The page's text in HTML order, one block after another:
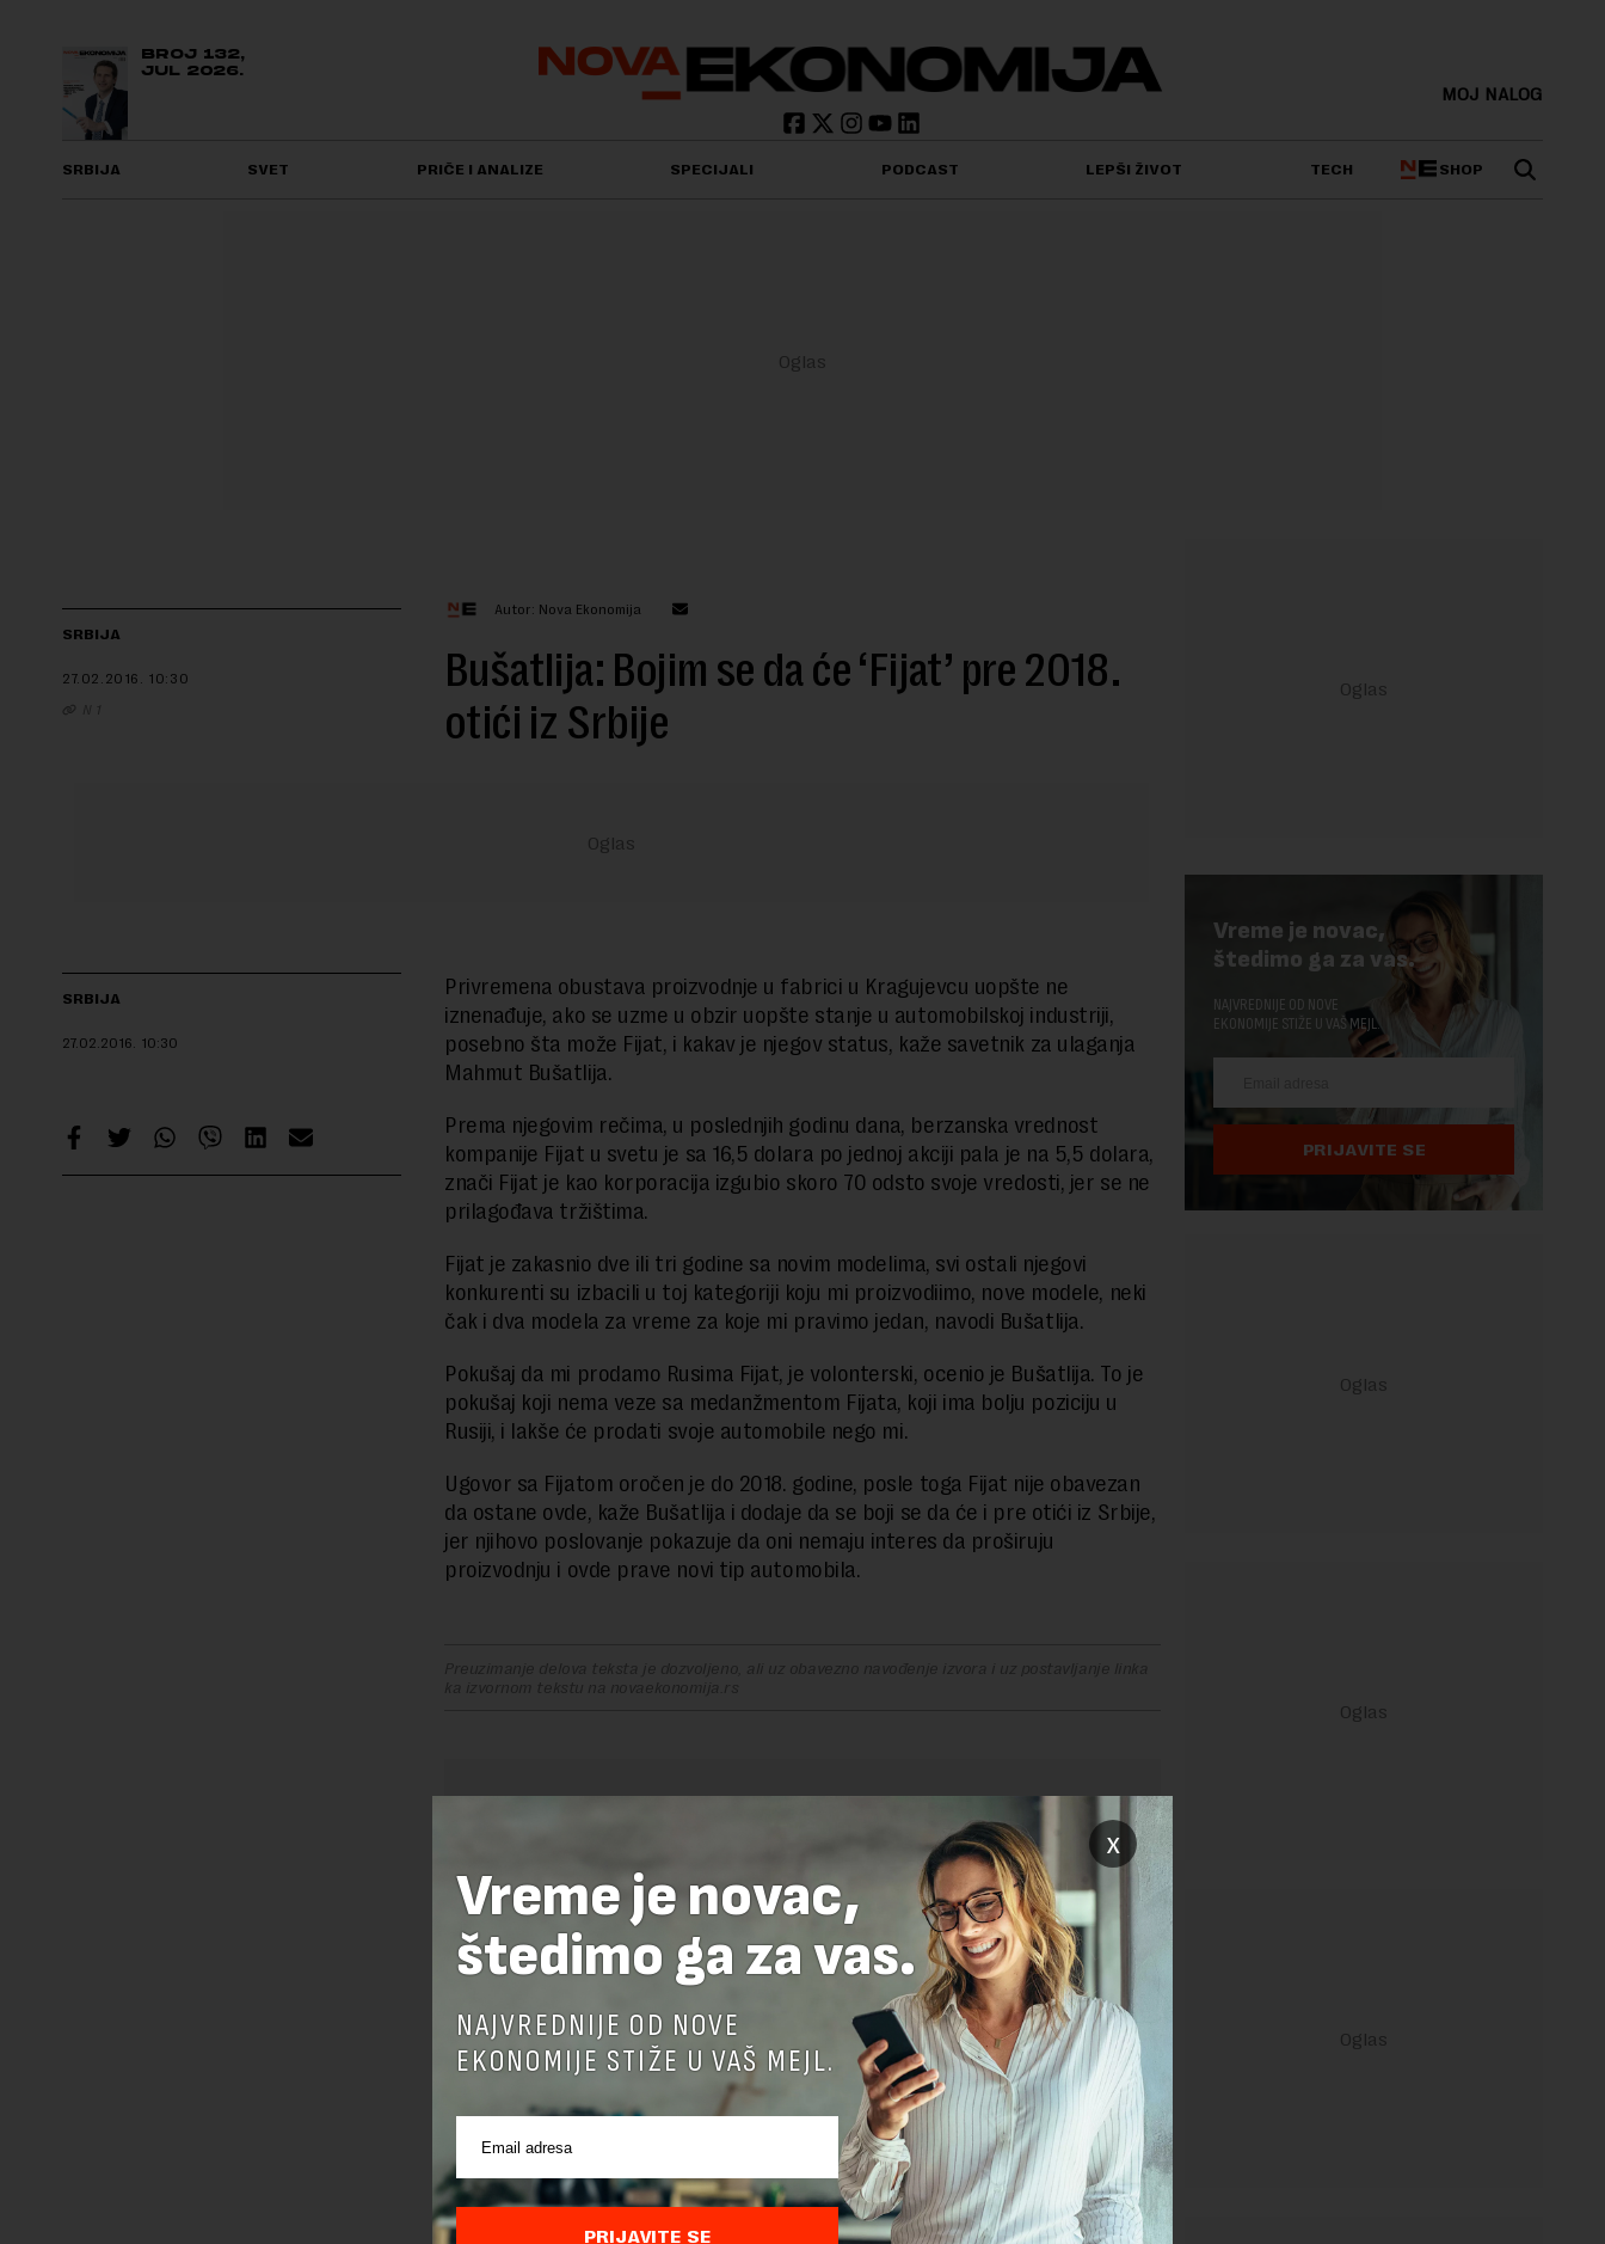
BROJ 132,
JUL 2026.
MOJ NALOG
SRBIJA SVET PRIČE I ANALIZE SPECIJALI PODCAST LEPŠI ŽIVOT TECH SHOP
SRBIJA
27.02.2016. 10:30
N 1
Autor: Nova Ekonomija
Bušatlija: Bojim se da će ‘Fijat’ pre 2018.
otići iz Srbije
SRBIJA
27.02.2016. 10:30
Privremena obustava proizvodnje u fabrici u Kragujevcu uopšte ne
iznenađuje, ako se uzme u obzir uopšte stanje u automobilskoj industriji,
posebno šta može Fijat, i kakav je njegov status, kaže savetnik za ulaganja
Mahmut Bušatlija.
Prema njegovim rečima, u poslednjih godinu dana, berzanska vrednost
kompanije Fijat u svetu je sa 16,5 dolara po jednoj akciji pala je na 5,5 dolara,
znači Fijat je kao korporacija izgubio skoro 70 odsto svoje vredosti, jer se ne
prilagođava tržištima.
Fijat je zakasnio dve ili tri godine sa novim modelima, svi ostali njegovi
konkurenti su izbacili u toj kategoriji koju mi proizvodiimo, nove modele, neki
čak i dva modela za vreme za koje mi pravimo jedan, navodi Bušatlija.
Pokušaj da mi prodamo Rusima Fijat, je volonterski, ocenio je Bušatlija. To je
pokušaj koji nema veze sa medanžmentom Fijata, koji ima bolju poziciju u
Rusiji, i lakše će prodati svoje automobile nego mi.
Ugovor sa Fijatom oročen je do 2018. godine, posle toga Fijat nije obavezan
da ostane ovde, kaže Bušatlija i dodaje da se boji se da će i pre otići iz Srbije,
jer njihovo poslovanje pokazuje da oni nemaju interes da proširuju
proizvodnju i ovde prave novi tip automobila.
Preuzimanje delova teksta je dozvoljeno, ali uz obavezno navođenje izvora i uz postavljanje linka
ka izvornom tekstu na novaekonomija.rs
Pre slanja komentara, molimo vas da se upoznate sapravilima komentarisanja i pravilima
korišćenja sajta.
Google Politika Privatnosti iGoogle Uslovi
Korišćenjasu primenjeni.
Vreme je novac,
štedimo ga za vas.
NAJVREDNIJE OD NOVE
EKONOMIJE STIŽE U VAŠ MEJL.
PRIJAVITE SE
x
Vreme je novac,
štedimo ga za vas.
NAJVREDNIJE OD NOVE
EKONOMIJE STIŽE U VAŠ MEJL.
PRIJAVITE SE